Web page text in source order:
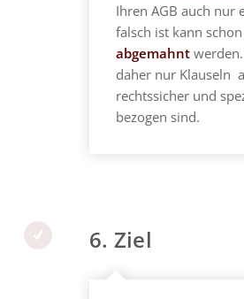
Ihren AGB auch nur
falsch ist kann
abgemahnt
daher nur Klauseln
rechtssicher und
bezogen sind.
6. Ziel